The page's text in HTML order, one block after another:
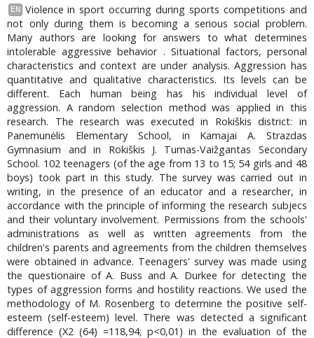
EN
Violence in sport occurring during sports competitions and
not only during them is becoming a serious social problem.
Many authors are looking for answers to what determines
intolerable aggressive behavior . Situational factors, personal
characteristics and context are under analysis. Aggression has
quantitative and qualitative characteristics. Its levels can be
different. Each human being has his individual level of
aggression. A random selection method was applied in this
research. The research was executed in Rokiškis district: in
Panemunėlis Elementary School, in Kamajai A. Strazdas
Gymnasium and in Rokiškis J. Tumas-Vaižgantas Secondary
School. 102 teenagers (of the age from 13 to 15; 54 girls and 48
boys) took part in this study. The survey was carried out in
writing, in the presence of an educator and a researcher, in
accordance with the principle of informing the research subjecs
and their voluntary involvement. Permissions from the schools'
administrations as well as written agreements from the
children's parents and agreements from the children themselves
were obtained in advance. Teenagers' survey was made using
the questionaire of A. Buss and A. Durkee for detecting the
types of aggression forms and hostility reactions. We used the
methodology of M. Rosenberg to determine the positive self-
esteem (self-esteem) level. There was detected a significant
difference (X2 (64) =118,94; p<0,01) in the evaluation of the